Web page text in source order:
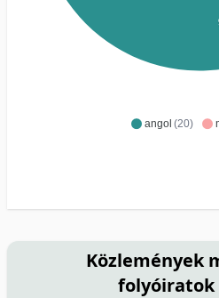
angol (20)
Közlemények
folyóiratok